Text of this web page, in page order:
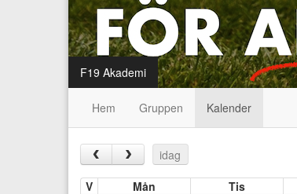
F19 Akademi
Hem Gruppen Kalender
‹ › idag
V Mån Tis